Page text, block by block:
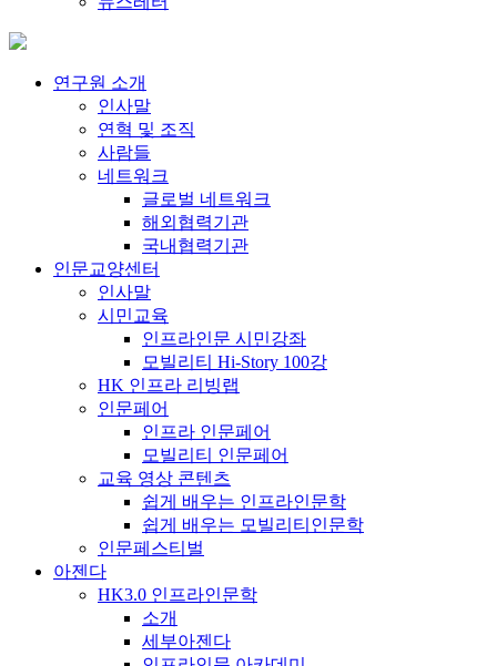
연구원 소개
인사말
연혁 및 조직
사람들
네트워크
글로벌 네트워크
해외협력기관
국내협력기관
인문교양센터
인사말
시민교육
인프라인문 시민강좌
모빌리티 Hi-Story 100강
HK 인프라 리빙랩
인문페어
인프라 인문페어
모빌리티 인문페어
교육 영상 콘텐츠
쉽게 배우는 인프라인문학
쉽게 배우는 모빌리티인문학
인문페스티벌
아젠다
HK3.0 인프라인문학
소개
세부아젠다